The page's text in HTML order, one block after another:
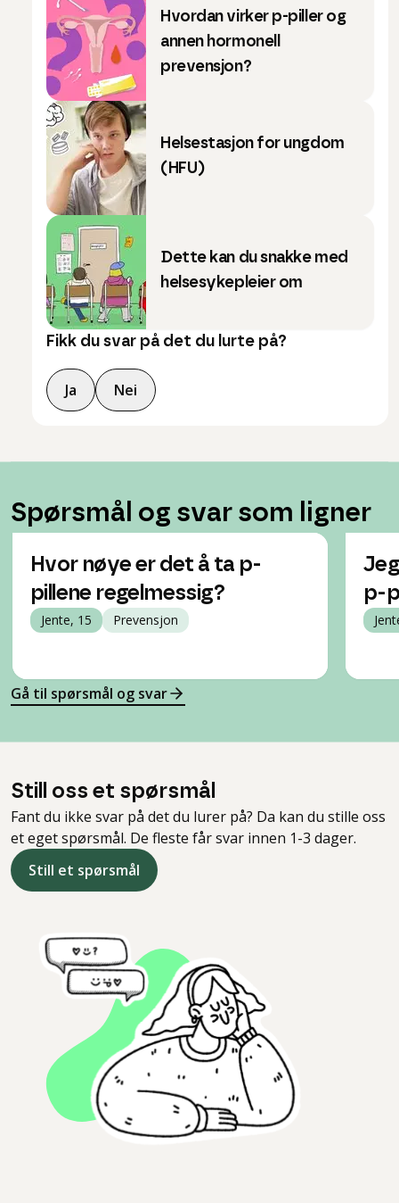
Hvordan virker p-piller og
annen hormonell
prevensjon?
Helsestasjon for ungdom
(HFU)
Dette kan du snakke med
helsesykepleier om
Fikk du svar på det du lurte på?
Ja Nei
Spørsmål og svar som ligner
Hvor nøye er det å ta p-
pillene regelmessig?
Jente, 15 Prevensjon
p-
Gå til spørsmål og svar
Still oss et spørsmål
Fant du ikke svar på det du lurer på? Da kan du stille oss
et eget spørsmål. De fleste får svar innen 1-3 dager.
Still et spørsmål